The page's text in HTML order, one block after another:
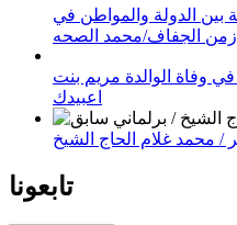
بين الدولة والمواطن في
زمن الجفاف/محمد الصحه
وفاة الوالدة مريم بنت
اعبيدك
/ محمد غلام الحاج الشيخ
تابعونا